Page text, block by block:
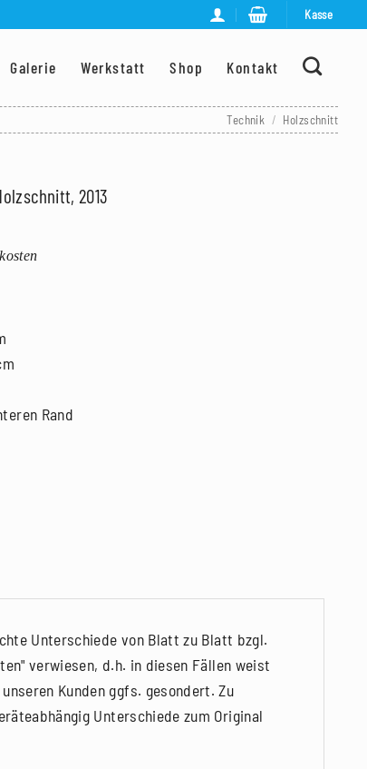
Kasse
Galerie Werkstatt Shop Kontakt
Technik / Holzschnitt
2013
Rand
Unterschiede von Blatt zu Blatt bzgl.
verwiesen, d.h. in diesen Fällen weist
Kunden ggfs. gesondert. Zu
Unterschiede zum Original